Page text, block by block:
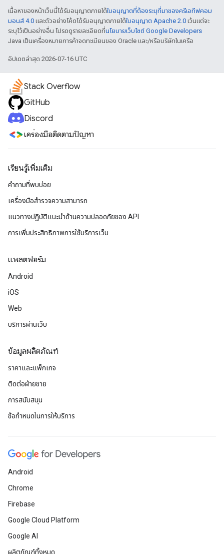
เนื้อหาของหน้าเว็บนี้ได้รับอนุญาตภายใต้ใบอนุญาตที่ต้องระบุที่มาของครีเอทีฟคอม
มอนส์ 4.0 และตัวอย่างโค้ดได้รับอนุญาตภายใต้ใบอนุญาต Apache 2.0 เว้นแต่จะ
ระบุไว้เป็นอย่างอื่น โปรดดูรายละเอียดที่นโยบายเว็บไซต์ Google Developers
Java เป็นเครื่องหมายการค้าจดทะเบียนของ Oracle และ/หรือบริษัทในเครือ
อัปเดตล่าสุด 2026-07-16 UTC
Stack Overflow
GitHub
Discord
เครื่องมือติดตามปัญหา
เรียนรู้เพิ่มเติม
คำถามที่พบบ่อย
เครื่องมือสำรวจความสามารถ
แนวทางปฏิบัติแนะนําด้านความปลอดภัยของ API
การเพิ่มประสิทธิภาพการใช้บริการเว็บ
แพลตฟอร์ม
Android
iOS
Web
บริการผ่านเว็บ
ข้อมูลผลิตภัณฑ์
ราคาและแพ็กเกจ
ติดต่อฝ่ายขาย
การสนับสนุน
ข้อกำหนดในการให้บริการ
Android
Chrome
Firebase
Google Cloud Platform
Google AI
ผลิตภัณฑ์ทั้งหมด